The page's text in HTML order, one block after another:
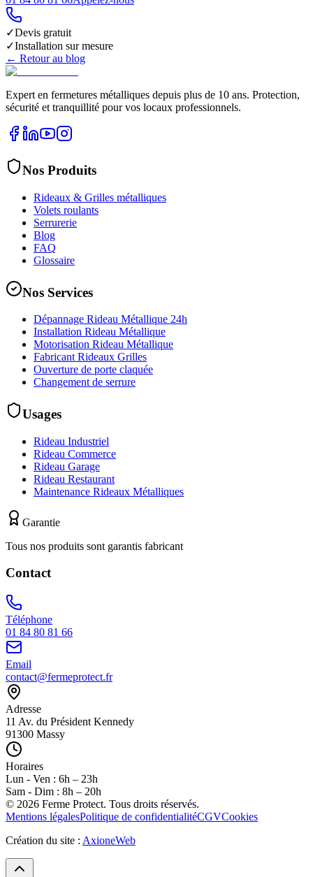
✓Devis gratuit
✓Installation sur mesure
← Retour au blog
Expert en fermetures métalliques depuis plus de 10 ans. Protection,
sécurité et tranquillité pour vos locaux professionnels.
Nos Produits
Rideaux & Grilles métalliques
Volets roulants
Serrurerie
Blog
FAQ
Glossaire
Nos Services
Dépannage Rideau Métallique 24h
Installation Rideau Métallique
Motorisation Rideau Métallique
Fabricant Rideaux Grilles
Ouverture de porte claquée
Changement de serrure
Usages
Rideau Industriel
Rideau Commerce
Rideau Garage
Rideau Restaurant
Maintenance Rideaux Métalliques
Garantie
Tous nos produits sont garantis fabricant
Contact
Téléphone
01 84 80 81 66
Email
contact@fermeprotect.fr
Adresse
11 Av. du Président Kennedy
91300 Massy
Horaires
Lun - Ven : 6h – 23h
Sam - Dim : 8h – 20h
© 2026 Ferme Protect. Tous droits réservés.
Mentions légalesPolitique de confidentialitéCGVCookies
Création du site : AxioneWeb